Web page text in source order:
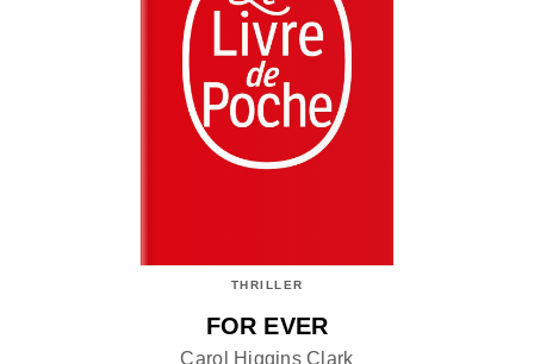
THRILLER
FOR EVER
Carol Higgins Clark